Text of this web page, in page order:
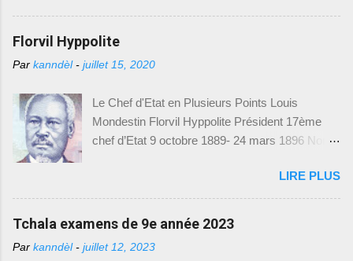
la Formation Professionnelle (MENFP), par le
biais du Bureau de Communication (BCOM),
d'examens du Baccalauréat Unique,
2023-2024. Cette initiative vise à permettre aux
élèves de mieux se préparer et de s'adapter aux
exigences des examens. Nous sommes
nécessaires pour accéder à ces précieux
modèles d'examens. Comment Accéder aux
Modèles d'Examens : Pour télécharger les
modèles d'examens du Baccalauréat Unique, il
Florvil Hyppolite
Par kanndèl - juillet 15, 2020
Le Chef d'Etat en Plusieurs Points Louis
Mondestin Florvil Hyppolite Président 17ème
chef d’Etat 9 octobre 1889- 24 mars 1896 Nom
Naissance : 2 mars 1828 -- Epouse : Florna
Colo -- Président : 9 octobre 1889 P rofession :
militaire -- Décédé : 24 mars 1896 Poste avant
gouvernement provisoire en 1879 Mesures
LIRE PLUS
Tchala examens de 9e année 2023
Par kanndèl - juillet 12, 2023